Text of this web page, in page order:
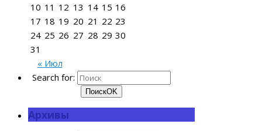
« Июл
10 11 12 13 14 15 16
17 18 19 20 21 22 23
24 25 26 27 28 29 30
31
Search for:
ПоискOK
Архивы